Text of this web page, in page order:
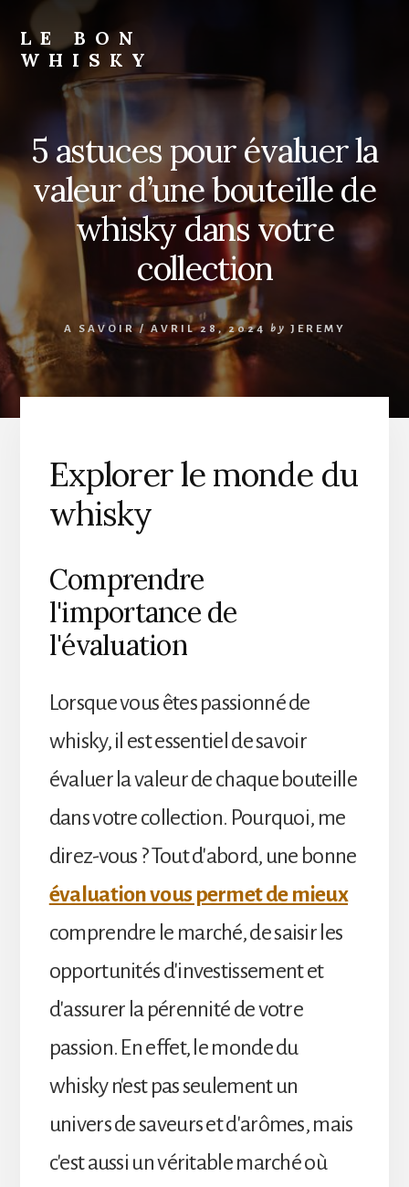
content
LE BON
WHISKY
5 astuces pour évaluer la
valeur d’une bouteille de
whisky dans votre
collection
A SAVOIR/ AVRIL 28, 2024 by JEREMY
Explorer le monde du
whisky
Comprendre
l'importance de
l'évaluation
Lorsque vous êtes passionné de
whisky, il est essentiel de savoir
évaluer la valeur de chaque bouteille
dans votre collection. Pourquoi, me
direz-vous ? Tout d'abord, une bonne
évaluation vous permet de mieux
comprendre le marché, de saisir les
opportunités d'investissement et
d'assurer la pérennité de votre
passion. En effet, le monde du
whisky n'est pas seulement un
univers de saveurs et d'arômes, mais
c'est aussi un véritable marché où